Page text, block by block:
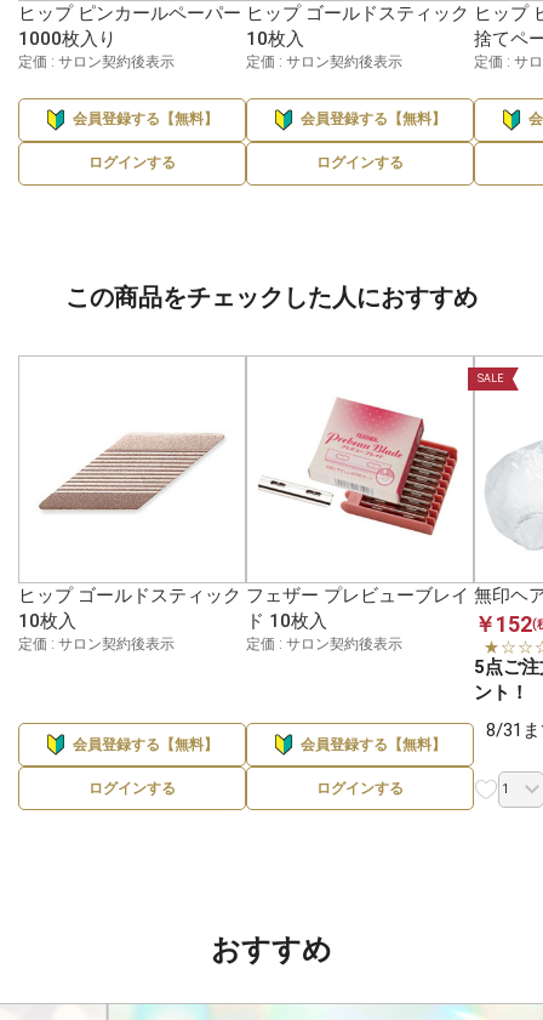
ヒップ ピンカールペーパー
1000枚入り
定価 : サロン契約後表示
会員登録する【無料】
ログインする
ヒップ ゴールドスティック
10枚入
定価 : サロン契約後表示
会員登録する【無料】
ログインする
ヒップ
捨てペ
定価 : サ
この商品をチェックした人におすすめ
ヒップ ゴールドスティック
10枚入
定価 : サロン契約後表示
会員登録する【無料】
ログインする
フェザー プレビューブレイ
ド 10枚入
定価 : サロン契約後表示
会員登録する【無料】
ログインする
SALE
無印ヘ
￥152(
5点ご
ント！
8/31
おすすめ